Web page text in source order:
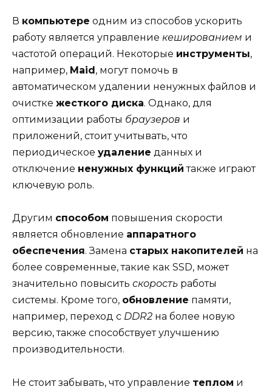
В компьютере одним из способов ускорить
работу является управление кешированием и
частотой операций. Некоторые инструменты,
например, Maid , могут помочь в
автоматическом удалении ненужных файлов и
очистке жесткого диска. Однако, для
оптимизации работы браузеров и
приложений, стоит учитывать, что
периодическое удаление данных и
отключение ненужных функций также играют
ключевую роль.
Другим способом повышения скорости
является обновление аппаратного
обеспечения. Замена старых накопителей на
более современные, такие как SSD, может
значительно повысить скорость работы
системы. Кроме того, обновление памяти,
например, переход с DDR2 на более новую
версию, также способствует улучшению
производительности.
Не стоит забывать, что управление теплом и